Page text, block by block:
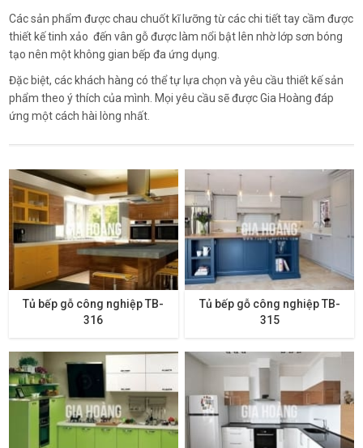
Các sản phẩm được chau chuốt kĩ lưỡng từ các chi tiết tay cầm được
thiết kế tinh xảo đến vân gỗ được làm nổi bật lên nhờ lớp sơn bóng
tạo nên một không gian bếp đa ứng dụng.
Đặc biệt, các khách hàng có thể tự lựa chọn và yêu cầu thiết kế sản
phẩm theo ý thích của mình. Mọi yêu cầu sẽ được Gia Hoàng đáp
ứng một cách hài lòng nhất.
Tủ bếp gỗ công nghiệp TB-
316
Tủ bếp gỗ công nghiệp TB-
315